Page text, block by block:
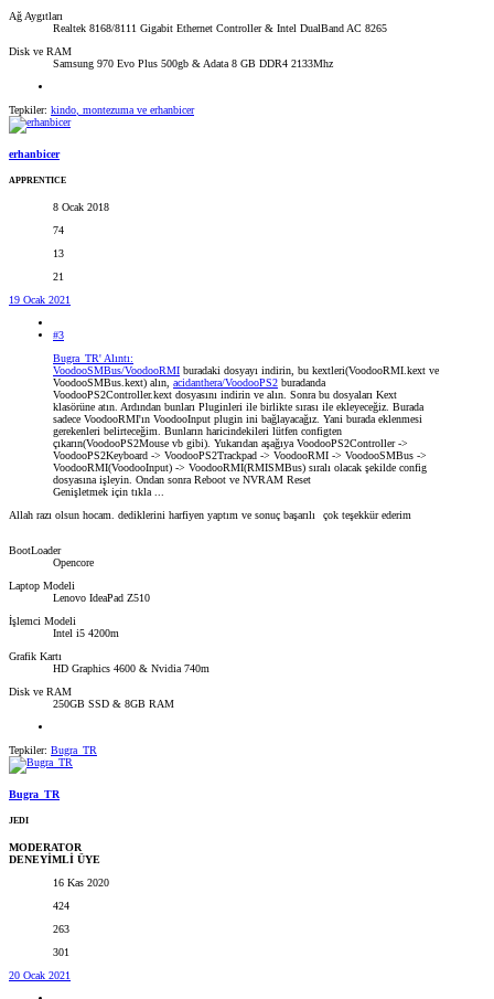
Ağ Aygıtları
Realtek 8168/8111 Gigabit Ethernet Controller & Intel DualBand AC 8265
Disk ve RAM
Samsung 970 Evo Plus 500gb & Adata 8 GB DDR4 2133Mhz
Tepkiler: kindo montezuma ve erhanbicer
erhanbicer
APPRENTICE
8 Ocak 2018
74
13
21
19 Ocak 2021
#3
Bugra_TR' Alıntı:
VoodooSMBus/VoodooRMI buradaki dosyayı indirin, bu kextleri(VoodooRMI.kext ve
VoodooSMBus.kext) alın, acidanthera/VoodooPS2 buradanda
VoodooPS2Controller.kext dosyasını indirin ve alın. Sonra bu dosyaları Kext
klasörüne atın. Ardından bunları Pluginleri ile birlikte sırası ile ekleyeceğiz. Burada
sadece VoodooRMI'ın VoodooInput plugin ini bağlayacağız. Yani burada eklenmesi
gerekenleri belirteceğim. Bunların haricindekileri lütfen configten
çıkarın(VoodooPS2Mouse vb gibi). Yukarıdan aşağıya VoodooPS2Controller ->
VoodooPS2Keyboard -> VoodooPS2Trackpad -> VoodooRMI -> VoodooSMBus ->
VoodooRMI(VoodooInput) -> VoodooRMI(RMISMBus) sıralı olacak şekilde config
dosyasına işleyin. Ondan sonra Reboot ve NVRAM Reset
Genişletmek için tıkla ...
Allah razı olsun hocam. dediklerini harfiyen yaptım ve sonuç başarılı
çok teşekkür ederim
BootLoader
Opencore
Laptop Modeli
Lenovo IdeaPad Z510
İşlemci Modeli
Intel i5 4200m
Grafik Kartı
HD Graphics 4600 & Nvidia 740m
Disk ve RAM
250GB SSD & 8GB RAM
Tepkiler: Bugra_TR
Bugra_TR
JEDI
MODERATOR
DENEYİMLİ ÜYE
16 Kas 2020
424
263
301
20 Ocak 2021